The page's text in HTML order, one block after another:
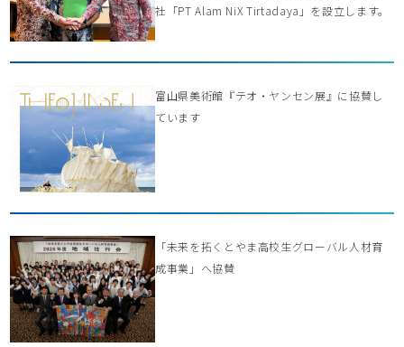
社「PT Alam NiX Tirtadaya」を設立します。
富山県美術館『テオ・ヤンセン展』に協賛し
ています
「未来を拓くとやま高校生グローバル人材育
成事業」へ協賛